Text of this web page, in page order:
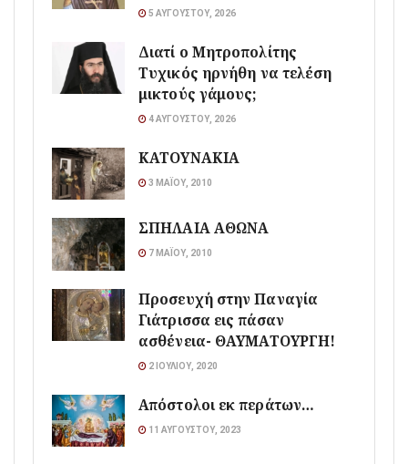
5 ΑΥΓΟΎΣΤΟΥ, 2026
Διατί ο Μητροπολίτης
Τυχικός ηρνήθη να τελέση
μικτούς γάμους;
4 ΑΥΓΟΎΣΤΟΥ, 2026
ΚΑΤΟΥΝΑΚΙΑ
3 ΜΑΪ́ΟΥ, 2010
ΣΠΗΛΑΙΑ ΑΘΩΝΑ
7 ΜΑΪ́ΟΥ, 2010
Προσευχή στην Παναγία
Γιάτρισσα εις πάσαν
ασθένεια- ΘΑΥΜΑΤΟΥΡΓΗ!
2 ΙΟΥΛΊΟΥ, 2020
Απόστολοι εκ περάτων…
11 ΑΥΓΟΎΣΤΟΥ, 2023